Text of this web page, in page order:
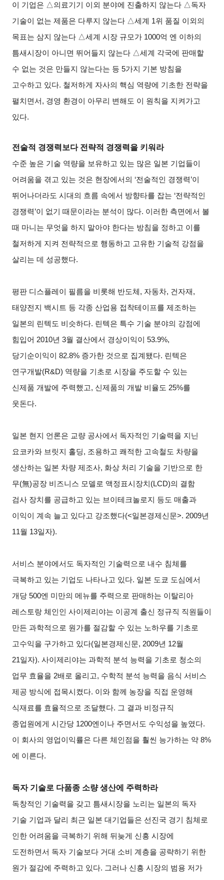
이 기업은 △의료기기 이외 분야에 진출하지 않는다 △독자
기술이 없는 제품은 다루지 않는다 △세계 1위 품질 이외의
목표는 삼지 않는다 △세계 시장 규모가 1000억 엔 이하의
틈새시장이 아니면 뛰어들지 않는다 △세계 각국에 판매할
수 없는 것은 만들지 않는다는 등 5가지 기본 방침을
고수하고 있다. 철저하게 자사의 핵심 역량에 기초한 전략을
펼치면서, 경영 환경이 아무리 변해도 이 원칙을 지켜가고
있다.
전술적 경쟁력보다 전략적 경쟁력을 키워라
수준 높은 기술 역량을 보유하고 있는 많은 일본 기업들이
어려움을 겪고 있는 것은 현장에서의 ‘전술적인 경쟁력’이
뛰어나더라도 시대의 흐름 속에서 방향타를 잡는 ‘전략적인
경쟁력’이 없기 때문이라는 분석이 많다. 이러한 측면에서 볼
때 마니는 무엇을 하지 말아야 한다는 방침을 정하고 이를
철저하게 지켜 전략적으로 행동하고 고유한 기술적 강점을
살리는 데 성공했다.
평판 디스플레이 필름을 비롯해 반도체, 자동차, 건자재,
태양전지 백시트 등 각종 산업용 접착테이프를 제조하는
일본의 린텍도 비슷하다. 린텍은 특수 기술 분야의 강점에
힘입어 2010년 3월 결산에서 경상이익이 53.9%,
당기순이익이 82.8% 증가한 것으로 집계됐다. 린텍은
연구개발(R&D) 역량을 기초로 시장을 주도할 수 있는
신제품 개발에 주력했고, 신제품의 개발 비율도 25%를
웃돈다.
일본 현지 언론은 교량 공사에서 독자적인 기술력을 지닌
요코카와 브릿지 홀딩, 조용하고 쾌적한 고속철도 차량을
생산하는 일본 차량 제조사, 화상 처리 기술을 기반으로 한
무(無)공장 비즈니스 모델로 액정표시장치(LCD)의 결함
검사 장치를 공급하고 있는 브이테크놀로지 등도 매출과
이익이 계속 늘고 있다고 강조했다(<일본경제신문>. 2009년
11월 13일자).
서비스 분야에서도 독자적인 기술력으로 내수 침체를
극복하고 있는 기업도 나타나고 있다. 일본 도쿄 도심에서
개당 500엔 미만의 메뉴를 주력으로 판매하는 이탈리아
레스토랑 체인인 사이제리야는 이공계 출신 정규직 직원들이
만든 과학적으로 원가를 절감할 수 있는 노하우를 기초로
고수익을 구가하고 있다(일본경제신문, 2009년 12월
21일자).사이제리야는 과학적 분석 능력을 기초로 청소의
업무 효율을 2배로 올리고, 수학적 분석 능력을 음식 서비스
제공 방식에 접목시켰다. 이와 함께 농장을 직접 운영해
식재료를 효율적으로 조달했다. 그 결과 비정규직
종업원에게 시간당 1200엔이나 주면서도 수익성을 높였다.
이 회사의 영업이익률은 다른 체인점을 훨씬 능가하는 약 8%
에 이른다.
독자 기술로 다품종 소량 생산에 주력하라
독창적인 기술력을 갖고 틈새시장을 노리는 일본의 독자
기술 기업과 달리 최근 일본 대기업들은 선진국 경기 침체로
인한 어려움을 극복하기 위해 뒤늦게 신흥 시장에
도전하면서 독자 기술보다 거대 소비 계층을 공략하기 위한
원가 절감에 주력하고 있다. 그러나 신흥 시장의 범용 저가